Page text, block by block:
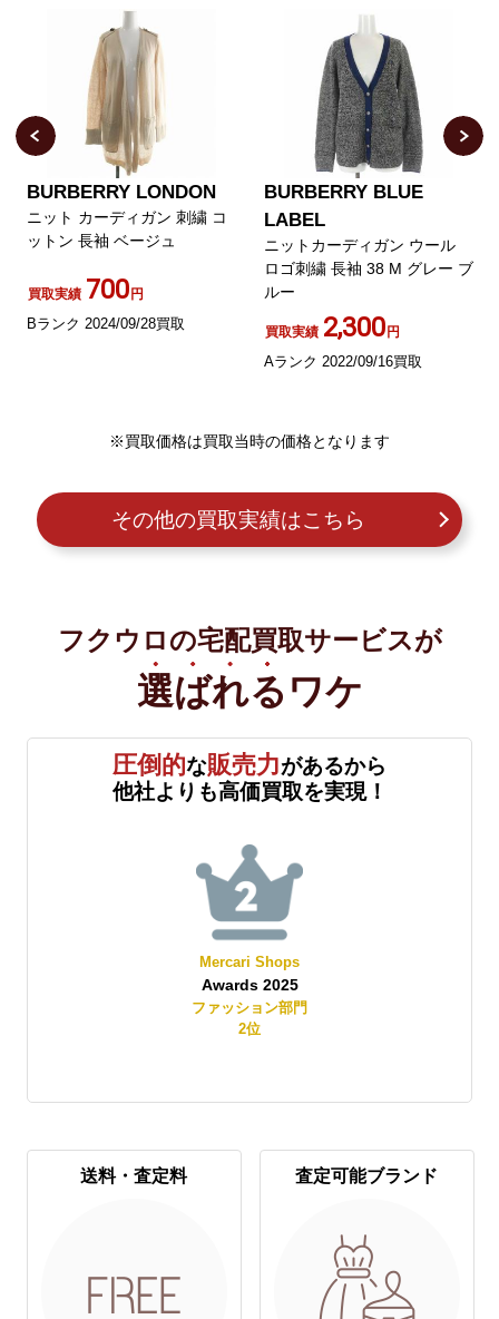
BURBERRY LONDON
ニット カーディガン 刺繍 コ
ットン 長袖 ベージュ
買取実績 700円
Bランク 2024/09/28買取
BURBERRY BLUE
LABEL
ニットカーディガン ウール
ロゴ刺繍 長袖 38 M グレー ブ
ルー
買取実績 2,300円
Aランク 2022/09/16買取
※買取価格は買取当時の価格となります
その他の買取実績はこちら
フクウロの宅配買取サービスが
選ばれる ワケ
圧倒的な販売力があるから
他社よりも高価買取を実現！
Mercari Shops
Awards 2025
ファッション部門
2位
送料・査定料 査定可能ブランド